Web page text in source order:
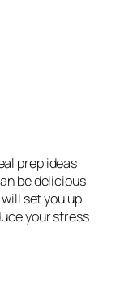
prep ideas
be delicious
set you up
your stress